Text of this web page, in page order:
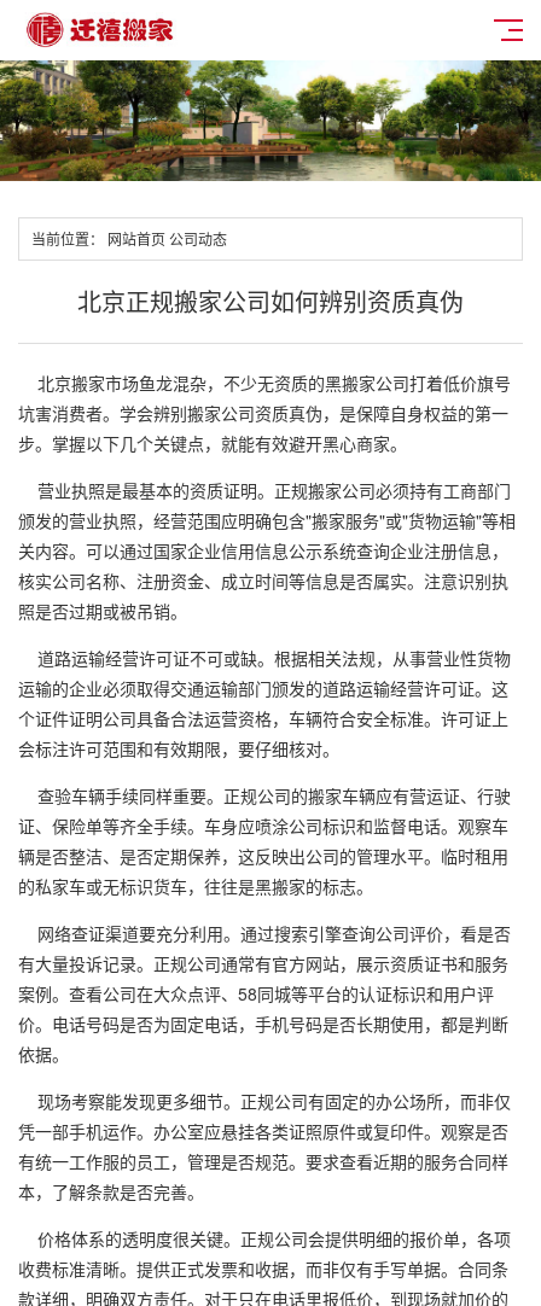
当前位置： 网站首页公司动态
北京正规搬家公司如何辨别资质真伪
北京搬家市场鱼龙混杂，不少无资质的黑搬家公司打着低价旗号
坑害消费者。学会辨别搬家公司资质真伪，是保障自身权益的第一
步。掌握以下几个关键点，就能有效避开黑心商家。
营业执照是最基本的资质证明。正规搬家公司必须持有工商部门
颁发的营业执照，经营范围应明确包含"搬家服务"或"货物运输"等相
关内容。可以通过国家企业信用信息公示系统查询企业注册信息，
核实公司名称、注册资金、成立时间等信息是否属实。注意识别执
照是否过期或被吊销。
道路运输经营许可证不可或缺。根据相关法规，从事营业性货物
运输的企业必须取得交通运输部门颁发的道路运输经营许可证。这
个证件证明公司具备合法运营资格，车辆符合安全标准。许可证上
会标注许可范围和有效期限，要仔细核对。
查验车辆手续同样重要。正规公司的搬家车辆应有营运证、行驶
证、保险单等齐全手续。车身应喷涂公司标识和监督电话。观察车
辆是否整洁、是否定期保养，这反映出公司的管理水平。临时租用
的私家车或无标识货车，往往是黑搬家的标志。
网络查证渠道要充分利用。通过搜索引擎查询公司评价，看是否
有大量投诉记录。正规公司通常有官方网站，展示资质证书和服务
案例。查看公司在大众点评、58同城等平台的认证标识和用户评
价。电话号码是否为固定电话，手机号码是否长期使用，都是判断
依据。
现场考察能发现更多细节。正规公司有固定的办公场所，而非仅
凭一部手机运作。办公室应悬挂各类证照原件或复印件。观察是否
有统一工作服的员工，管理是否规范。要求查看近期的服务合同样
本，了解条款是否完善。
价格体系的透明度很关键。正规公司会提供明细的报价单，各项
收费标准清晰。提供正式发票和收据，而非仅有手写单据。合同条
款详细，明确双方责任。对于只在电话里报低价，到现场就加价的